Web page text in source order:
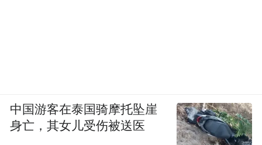
中国游客在泰国骑摩托坠崖
身亡，其女儿受伤被送医